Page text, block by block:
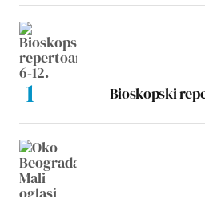
Bioskopski